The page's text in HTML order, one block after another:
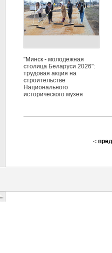
"Минск - молодежная
столица Беларуси 2026":
трудовая акция на
строительстве
Национального
исторического музея
<